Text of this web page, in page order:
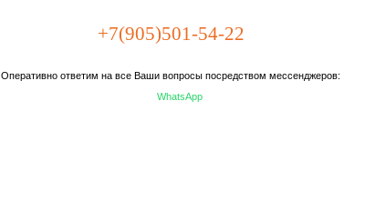
+7(905)501-54-22
Оперативно ответим на все Ваши вопросы посредством мессенджеров:
WhatsApp